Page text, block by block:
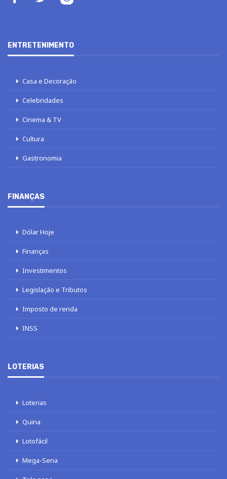
ENTRETENIMENTO
Casa e Decoração
Celebridades
Cinema & TV
Cultura
Gastronomia
FINANÇAS
Dólar Hoje
Finanças
Investimentos
Legislação e Tributos
Imposto de renda
INSS
LOTERIAS
Loterias
Quina
Lotofácil
Mega-Sena